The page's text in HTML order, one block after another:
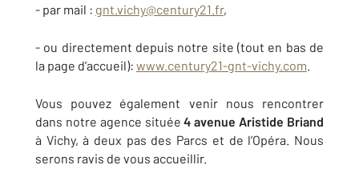
- par mail : gnt.vichy@century21.fr,
- ou directement depuis notre site (tout en bas de
la page d’accueil): www.century21-gnt-vichy.com.
Vous pouvez également venir nous rencontrer
dans notre agence située4 avenue Aristide Briand
à Vichy, à deux pas des Parcs et de l’Opéra. Nous
serons ravis de vous accueillir.